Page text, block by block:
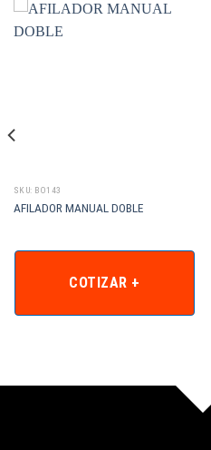
SKU: BO143
AFILADOR MANUAL DOBLE
COTIZAR +